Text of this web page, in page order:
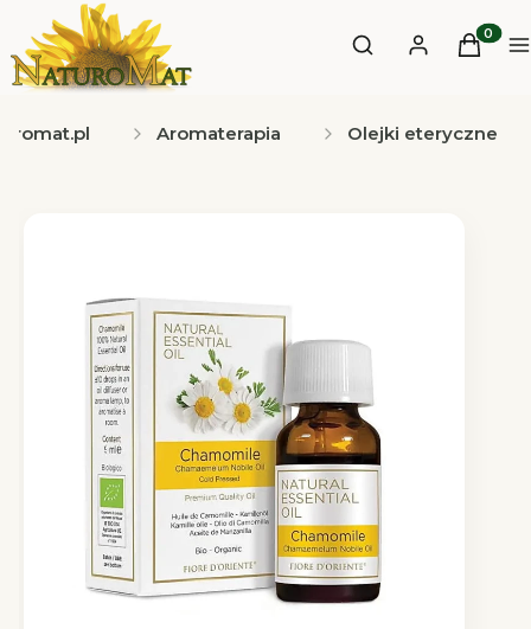
Otwórz
Szukaj Zaloguj sięKoszyk
Aromaterapia Olejki eteryczne